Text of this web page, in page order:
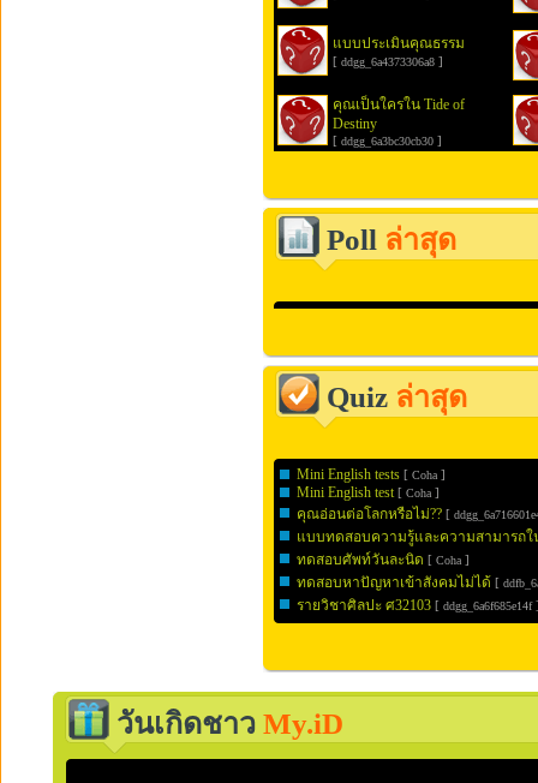
แบบประเมินคุณธรรม
[ ddgg_6a4373306a8 ]
คุณเป็นใครใน Tide of
Destiny
[ ddgg_6a3bc30cb30 ]
Poll ล่าสุด
Quiz ล่าสุด
Mini English tests [ Coha ]
Mini English test [ Coha ]
คุณอ่อนต่อโลกหรือไม่?? [
แบบทดสอบความรู้และความสามารถใ
ทดสอบศัพท์วันละนิด [ Coha ]
ทดสอบหาปัญหาเข้าสังคมไม่ได้ [
รายวิชาศิลปะ ศ32103 [ ddgg_6a6f685e14f
วันเกิดชาว My.iD